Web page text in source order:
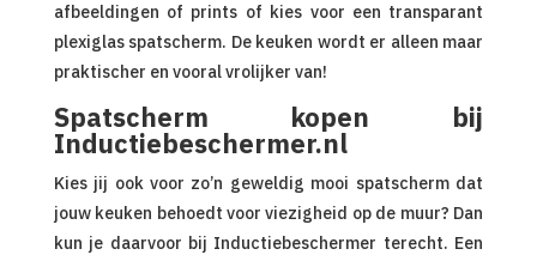
afbeeldingen of prints of kies voor een transparant
plexiglas spatscherm. De keuken wordt er alleen maar
praktischer en vooral vrolijker van!
Spatscherm kopen bij
Inductiebeschermer.nl
Kies jij ook voor zo’n geweldig mooi spatscherm dat
jouw keuken behoedt voor viezigheid op de muur? Dan
kun je daarvoor bij Inductiebeschermer terecht. Een